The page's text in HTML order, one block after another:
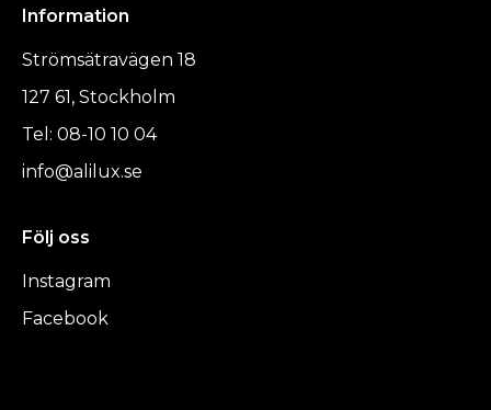
Information
Strömsätravägen 18
127 61, Stockholm
Tel: 08-10 10 04
info@alilux.se
Följ oss
Instagram
Facebook